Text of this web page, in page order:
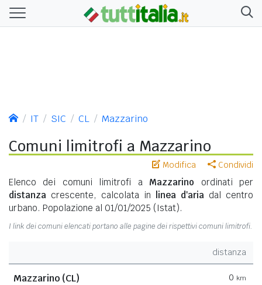
IT SIC CL Mazzarino
Comuni limitrofi a Mazzarino
Modifica Condividi
Elenco dei comuni limitrofi a Mazzarino ordinati per
distanza crescente, calcolata in linea d'aria dal centro
urbano. Popolazione al 01/01/2025 (Istat).
I link dei comuni elencati portano alle pagine dei rispettivi comuni limitrofi.
distanza
Mazzarino (CL) 0 km